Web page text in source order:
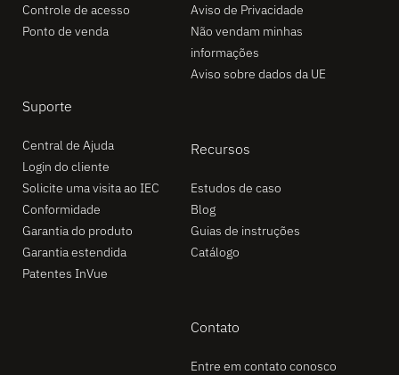
Controle de acesso
Ponto de venda
Suporte
Central de Ajuda
Login do cliente
Solicite uma visita ao IEC
Conformidade
Garantia do produto
Garantia estendida
Patentes InVue
Aviso de Privacidade
Não vendam minhas
informações
Aviso sobre dados da UE
Recursos
Estudos de caso
Blog
Guias de instruções
Catálogo
Contato
Entre em contato conosco